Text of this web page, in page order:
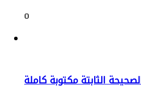
0
الثابتة مكتوبة كاملة